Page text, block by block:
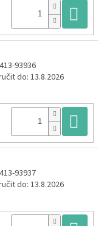
93936
do: 13.8.2026
93937
do: 13.8.2026